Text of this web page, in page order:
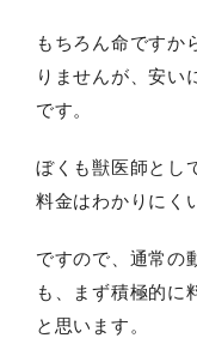
もちろん命ですか
りませんが、安い
です。
ぼくも獣医師とし
料金はわかりにく
ですので、通常の
も、まず積極的に
と思います。